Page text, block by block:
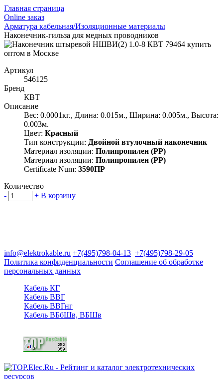
Главная страница
Оnline заказ
Арматура кабельная/Изоляционные материалы
Наконечник-гильза для медных проводников
Артикул
546125
Бренд
КВТ
Описание
Вес: 0.0001кг., Длина: 0.015м., Ширина: 0.005м., Высота:
0.003м.
Цвет: Красный
Тип конструкции: Двойной втулочный наконечник
Материал изоляции: Полипропилен (PP)
Материал изоляции: Полипропилен (PP)
Certificate Num: 3590ПР
Количество
-
+ В корзину
info@elektrokable.ru +7(495)798-04-13 +7(495)798-29-05
Политика конфиденциальности Соглашение об обработке
персональных данных
Кабель КГ
Кабель ВВГ
Кабель ВВГнг
Кабель ВБбШв, ВБШв